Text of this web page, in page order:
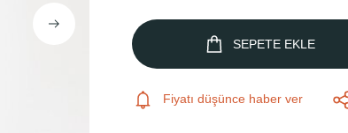
SEPETE EKLE
Fiyatı düşünce haber ver